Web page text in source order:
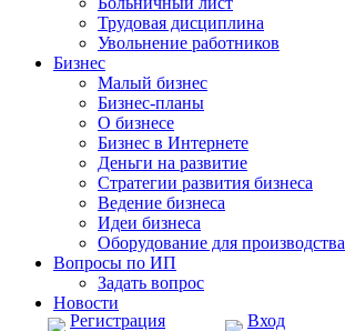
Трудовая дисциплина
Увольнение работников
Бизнес
Малый бизнес
Бизнес-планы
О бизнесе
Бизнес в Интернете
Деньги на развитие
Стратегии развития бизнеса
Ведение бизнеса
Идеи бизнеса
Оборудование для производства
Вопросы по ИП
Задать вопрос
Новости
Регистрация
Вход